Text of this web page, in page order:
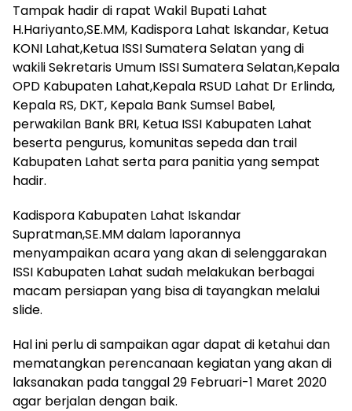
Tampak hadir di rapat Wakil Bupati Lahat
H.Hariyanto,SE.MM, Kadispora Lahat Iskandar, Ketua
KONI Lahat,Ketua ISSI Sumatera Selatan yang di
wakili Sekretaris Umum ISSI Sumatera Selatan,Kepala
OPD Kabupaten Lahat,Kepala RSUD Lahat Dr Erlinda,
Kepala RS, DKT, Kepala Bank Sumsel Babel,
perwakilan Bank BRI, Ketua ISSI Kabupaten Lahat
beserta pengurus, komunitas sepeda dan trail
Kabupaten Lahat serta para panitia yang sempat
hadir.
Kadispora Kabupaten Lahat Iskandar
Supratman,SE.MM dalam laporannya
menyampaikan acara yang akan di selenggarakan
ISSI Kabupaten Lahat sudah melakukan berbagai
macam persiapan yang bisa di tayangkan melalui
slide.
Hal ini perlu di sampaikan agar dapat di ketahui dan
mematangkan perencanaan kegiatan yang akan di
laksanakan pada tanggal 29 Februari-1 Maret 2020
agar berjalan dengan baik.